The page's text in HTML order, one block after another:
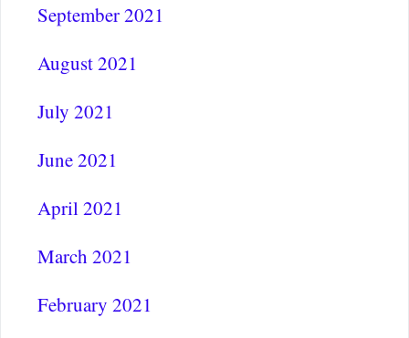
September 2021
August 2021
July 2021
June 2021
April 2021
March 2021
February 2021